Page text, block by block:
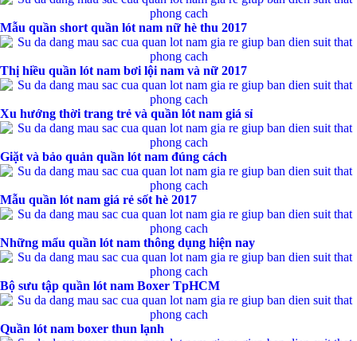
Mẫu quần short quần lót nam nữ hè thu 2017
Thị hiều quần lót nam bơi lội nam và nữ 2017
Xu hướng thời trang trẻ và quần lót nam giá sỉ
Giặt và bảo quản quần lót nam đúng cách
Mẫu quần lót nam giá rẻ sốt hè 2017
Những mẩu quần lót nam thông dụng hiện nay
Bộ sưu tập quần lót nam Boxer TpHCM
Quần lót nam boxer thun lạnh